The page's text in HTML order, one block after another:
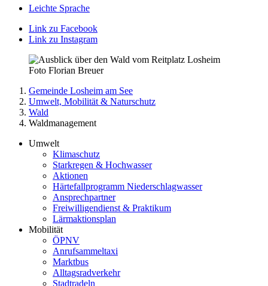
Leichte Sprache
Link zu Facebook
Link zu Instagram
Gemeinde Losheim am See
Umwelt, Mobilität & Naturschutz
Wald
Waldmanagement
Umwelt
Klimaschutz
Starkregen & Hochwasser
Aktionen
Härtefallprogramm Niederschlagwasser
Ansprechpartner
Freiwilligendienst & Praktikum
Lärmaktionsplan
Mobilität
ÖPNV
Anrufsammeltaxi
Marktbus
Alltagsradverkehr
Stadtradeln